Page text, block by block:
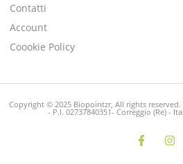
Contatti
Account
Coookie Policy
Copyright © 2025 Biopointzr, All rights reserved.
- P.I. 02737840351- Correggio (Re) -